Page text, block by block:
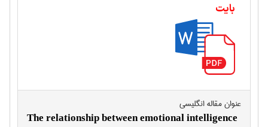
بایت
عنوان مقاله انگليسی
The relationship between emotional intelligence